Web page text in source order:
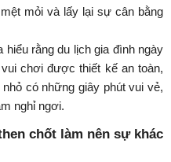
mỏi và lấy lại sự cân bằng
hiểu rằng du lịch gia đình ngày
chơi được thiết kế an toàn,
có những giây phút vui vẻ,
nghỉ ngơi.
chốt làm nên sự khác